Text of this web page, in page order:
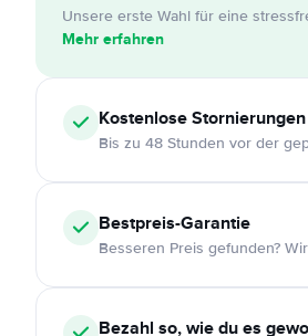
Unsere erste Wahl für eine
Mehr erfahren
KostenloseStornierungen
Bis zu 48 Stunden vor der
Bestpreis-Garantie
Besseren Preis gefunden?
Bezahl so, wie du es